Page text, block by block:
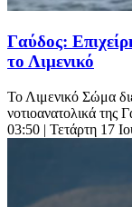
Γαύδος:
το Λιμενικό
Το Λιμενικό Σώμα
νοτιοανατολικά της
03:50 | Τετάρτη 17